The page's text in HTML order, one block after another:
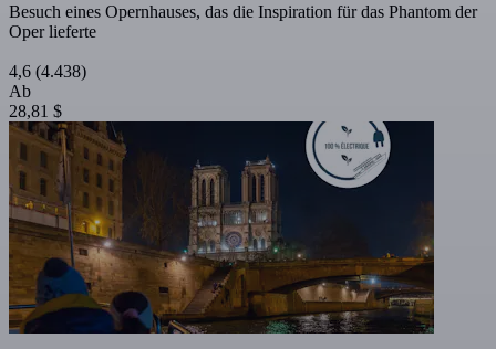
Besuch eines Opernhauses, das die Inspiration für das Phantom der
Oper lieferte
4,6 (4.438)
Ab
28,81 $